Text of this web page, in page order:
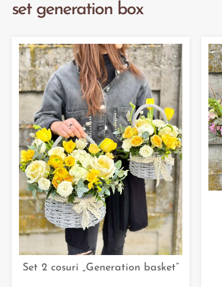
set generation box
Set 2 cosuri „Generation basket”